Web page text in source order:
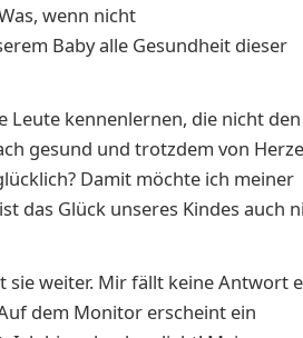
wenn nicht
Baby alle Ge­sund­heit die­ser
Leu­te ken­nen­ler­nen, die nicht den
ge­sund und trotz­dem von
Damit möchte ich meiner
das Glück unseres Kindes auch
sie weiter. Mir fällt keine Antwort
dem Monitor erscheint ein